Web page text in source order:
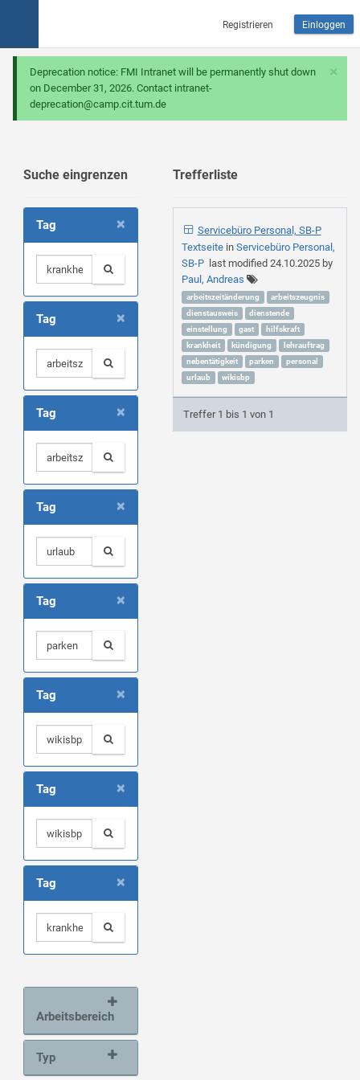
Registrieren Einloggen
×
Deprecation notice: FMI Intranet will be permanently shut down
on December 31, 2026. Contact intranet-
deprecation@camp.cit.tum.de
Suche eingrenzen
×
Tag
×
Tag
×
Tag
×
Tag
×
Tag
×
Tag
×
Tag
×
Tag
Arbeitsbereich
Typ
Trefferliste
Servicebüro Personal, SB-P
Textseite in Servicebüro Personal,
SB-Plast modified 24.10.2025by
Paul, Andreas
arbeitszeitänderung
arbeitszeugnis
dienstausweis
dienstende
einstellung
gast
hilfskraft
krankheit
kündigung
lehrauftrag
nebentätigkeit
parken
personal
urlaub
wikisbp
Treffer 1 bis 1 von 1